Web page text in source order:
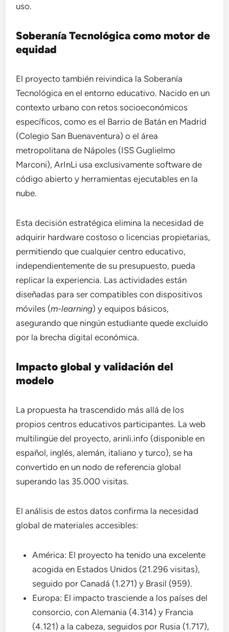
uso.
Soberanía Tecnológica como motor de
equidad
El proyecto también reivindica la Soberanía
Tecnológica en el entorno educativo. Nacido en un
contexto urbano con retos socioeconómicos
específicos, como es el Barrio de Batán en Madrid
(Colegio San Buenaventura) o el área
metropolitana de Nápoles (ISS Guglielmo
Marconi), ArInLi usa exclusivamente software de
código abierto y herramientas ejecutables en la
nube.
Esta decisión estratégica elimina la necesidad de
adquirir hardware costoso o licencias propietarias,
permitiendo que cualquier centro educativo,
independientemente de su presupuesto, pueda
replicar la experiencia. Las actividades están
diseñadas para ser compatibles con dispositivos
móviles (m-learning) y equipos básicos,
asegurando que ningún estudiante quede excluido
por la brecha digital económica.
Impacto global y validación del
modelo
La propuesta ha trascendido más allá de los
propios centros educativos participantes. La web
multilingüe del proyecto, arinli.info (disponible en
español, inglés, alemán, italiano y turco), se ha
convertido en un nodo de referencia global
superando las 35.000 visitas.
El análisis de estos datos confirma la necesidad
global de materiales accesibles:
América: El proyecto ha tenido una excelente
acogida en Estados Unidos (21.296 visitas),
seguido por Canadá (1.271) y Brasil (959).
Europa: El impacto trasciende a los países del
consorcio, con Alemania (4.314) y Francia
(4.121) a la cabeza, seguidos por Rusia (1.717),